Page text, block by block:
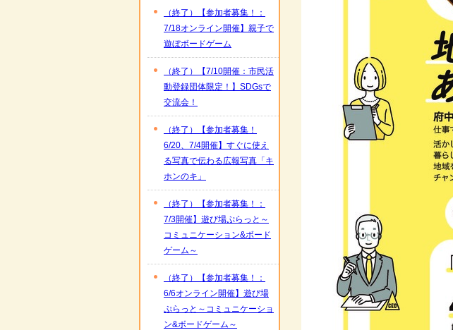
（終了）【参加者募集！：
7/18オンライン開催】親子で
遊ぼボードゲーム
（終了）【7/10開催：市民活
動登録団体限定！】SDGsで
交流会！
（終了）【参加者募集！
6/20、7/4開催】すぐに使え
る写真で伝わる広報写真「キ
ホンのキ」
（終了）【参加者募集！：
7/3開催】遊び場ぷらっと～
コミュニケーション&ボード
ゲーム～
（終了）【参加者募集！：
6/6オンライン開催】遊び場
ぷらっと～コミュニケーショ
ン&ボードゲーム～